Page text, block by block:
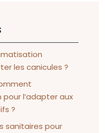
les canicules ?
l’adapter aux
?
sanitaires pour